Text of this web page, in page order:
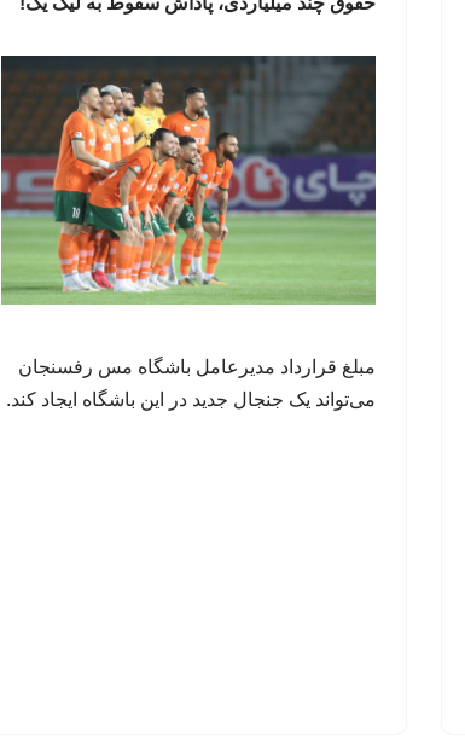
مبلغ قرارداد مدیرعامل باشگاه مس رفسنجان
می‌تواند یک جنجال جدید در این باشگاه ایجاد کند.